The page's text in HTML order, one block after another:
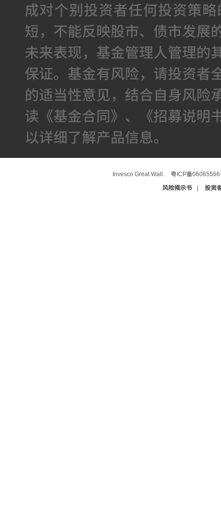
成对个别投资者任何投资策
短，不能反映股市、债市发展
未来表现，基金管理人管理的
保证。基金有风险，请投资者
的适当性意见，结合自身风险
读《基金合同》、《招募说明
以详细了解产品信息。
Invesco Great Wall.
粤ICP备
风险揭示书
投资